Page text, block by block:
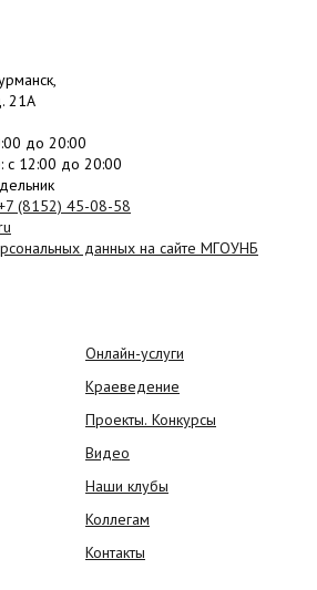
21А
до 20:00
: c 12:00 до 20:00
(8152) 45-08-58
данных на сайте МГОУНБ
Онлайн-услуги
Краеведение
Проекты. Конкурсы
Видео
Наши клубы
Коллегам
Контакты